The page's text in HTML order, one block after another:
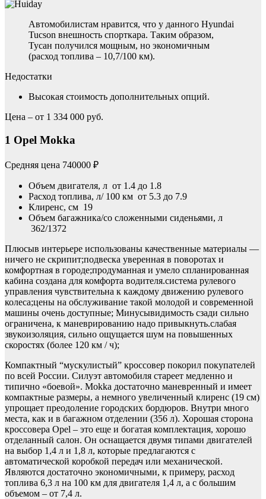
Автомобилистам нравится, что у данного Hyundai
Tucson внешность спорткара. Таким образом,
Тусан получился мощным, но экономичным
(расход топлива – 10,7/100 км).
Недостатки
Высокая стоимость дополнительных опций.
Цена – от 1 334 000 руб.
1 Opel Mokka
Средняя цена 740000 ₽
Объем двигателя, л от 1.4 до 1.8
Расход топлива, л/ 100 км от 5.3 до 7.9
Клиренс, см 19
Объем багажника/со сложенными сиденьями, л
362/1372
Плюсыв интерьере использованы качественные материалы —
ничего не скрипит;подвеска уверенная в поворотах и ​​
комфортная в городе;продуманная и умело спланированная
кабина создана для комфорта водителя.система рулевого
управления чувствительна к каждому движению рулевого
колеса;цены на обслуживание такой молодой и современной
машины очень доступные; Минусывидимость сзади сильно
ограничена, к маневрированию надо привыкнуть.слабая
звукоизоляция, сильно ощущается шум на повышенных
скоростях (более 120 км / ч);
Компактный “мускулистый” кроссовер покорил покупателей
по всей России. Силуэт автомобиля стареет медленно и
типично «боевой». Mokka достаточно маневренный и имеет
компактные размеры, а немного увеличенный клиренс (19 см)
упрощает преодоление городских бордюров. Внутри много
места, как и в багажном отделении (356 л). Хорошая сторона
кроссовера Opel – это еще и богатая комплектация, хорошо
отделанный салон. Он оснащается двумя типами двигателей
на выбор 1,4 л и 1,8 л, которые предлагаются с
автоматической коробкой передач или механической.
Являются достаточно экономичными, к примеру, расход
топлива 6,3 л на 100 км для двигателя 1,4 л, а с большим
объемом – от 7,4 л.